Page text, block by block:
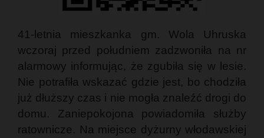
41-letnia mieszkanka gm. Wola Uhruska
wczoraj przed południem zadzwoniła na nr
alarmowy informując, że zgubiła się w lesie.
Nie potrafiła wskazać gdzie jest, bo chodziła
już dłuższy czas i nie mogła znaleźć drogi do
domu. Zaniepokojona powiadomiła służby
ratownicze. Na miejsce dyżurny włodawskiej